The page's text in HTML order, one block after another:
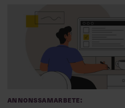
Annonssamarbete:
Chef + Winningtemp
Delta i Chefbarometern 2026